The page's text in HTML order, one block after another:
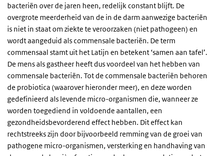
bacteriën over de jaren heen, redelijk constant blijft. De
overgrote meerderheid van de in de darm aanwezige bacteriën
is niet in staat om ziekte te veroorzaken (niet pathogeen) en
wordt aangeduid als commensale bacteriën. De term
commensaal stamt uit het Latijn en betekent ‘samen aan tafel’.
De mens als gastheer heeft dus voordeel van het hebben van
commensale bacteriën. Tot de commensale bacteriën behoren
de probiotica (waarover hieronder meer), en deze worden
gedefinieerd als levende micro-organismen die, wanneer ze
worden toegediend in voldoende aantallen, een
gezondheidsbevorderend effect hebben. Dit effect kan
rechtstreeks zijn door bijvoorbeeld remming van de groei van
pathogene micro-organismen, versterking en handhaving van